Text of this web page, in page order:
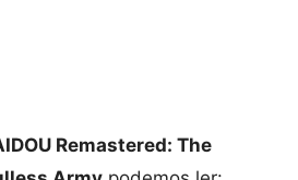
Remastered: The